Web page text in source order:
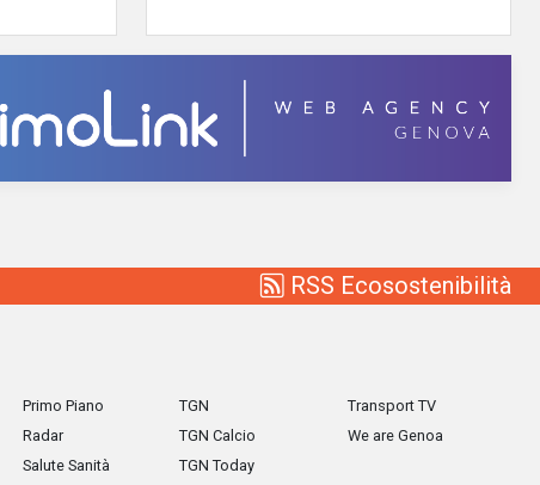
RSS Ecosostenibilità
Primo Piano
Radar
Salute Sanità
TGN
TGN Calcio
TGN Today
Transport TV
We are Genoa